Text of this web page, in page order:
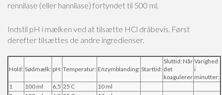
rennilase (eller hannilase) fortyndet til 500 ml.
Indstil pH i mælken ved at tilsætte HCl dråbevis. Først
derefter tilsættes de andre ingredienser.
Hold: Sødmælk: pH: Temperatur: Enzymblanding: Starttid:
Sluttid: Når
det
koagulerer
Varighed
i
minutter:
1
100 ml 6,5 25 C
10 ml